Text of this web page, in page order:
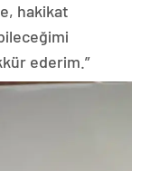
hakikat
ederim.”